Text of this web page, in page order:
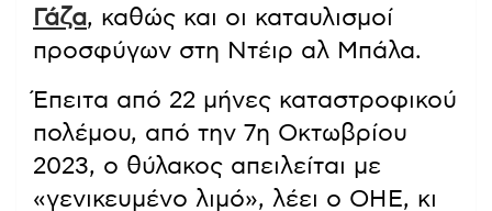
Γάζα, καθώς και οι καταυλισμοί
προσφύγων στη Ντέιρ αλ Μπάλα.
Έπειτα από 22 μήνες καταστροφικού
πολέμου, από την 7η Οκτωβρίου
2023, ο θύλακος απειλείται με
«γενικευμένο λιμό», λέει ο ΟΗΕ, κι